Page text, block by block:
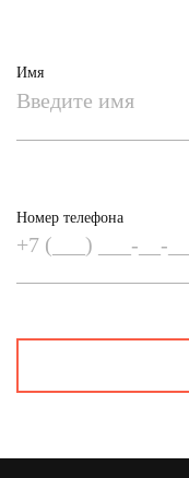
Имя
Номер телефона